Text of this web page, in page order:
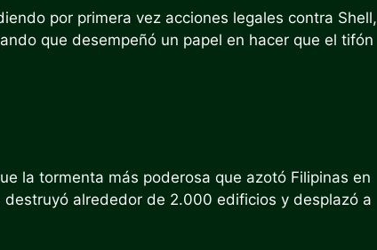
por primera vez acciones legales contra
que desempeñó un papel en hacer que el tifón
la tormenta más poderosa que azotó Filipinas en
alrededor de 2.000 edificios y desplazó a